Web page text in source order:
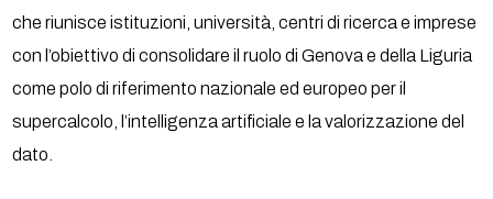
che riunisce istituzioni, università, centri di ricerca e imprese
con l’obiettivo di consolidare il ruolo di Genova e della Liguria
come polo di riferimento nazionale ed europeo per il
supercalcolo, l’intelligenza artificiale e la valorizzazione del
dato.